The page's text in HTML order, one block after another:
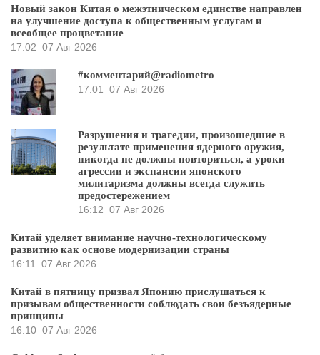
Новый закон Китая о межэтническом единстве направлен
на улучшение доступа к общественным услугам и
всеобщее процветание
17:02 07 Авг 2026
#комментарий@radiometro
17:01
07 Авг 2026
Разрушения и трагедии, произошедшие в
результате применения ядерного оружия,
никогда не должны повториться, а уроки
агрессии и экспансии японского
милитаризма должны всегда служить
предостережением
16:12 07 Авг 2026
Китай уделяет внимание научно-технологическому
развитию как основе модернизации страны
16:11
07 Авг 2026
Китай в пятницу призвал Японию прислушаться к
призывам общественности соблюдать свои безъядерные
принципы
16:10 07 Авг 2026